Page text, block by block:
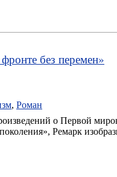
без перемен»
, Роман
о Первой
Ремарк